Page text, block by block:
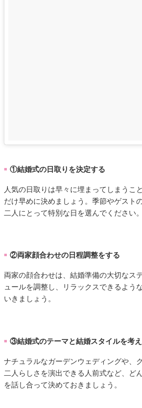
■ ①結婚式の日取りを決定する
人気の日取りは早々に埋まってしまうこ
だけ早めに決めましょう。季節やゲスト
二人にとって特別な日を選んでください。
■ ②両家顔合わせの日程調整をする
両家の顔合わせは、結婚準備の大切なス
ュールを調整し、リラックスできるよう
いきましょう。
■ ③結婚式のテーマと結婚スタイルを考
ナチュラルなガーデンウェディングや、
二人らしさを演出できる人前式など、ど
を話し合って決めておきましょう。